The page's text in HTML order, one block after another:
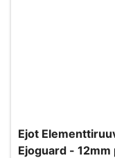
Ejot
Ejoguard -